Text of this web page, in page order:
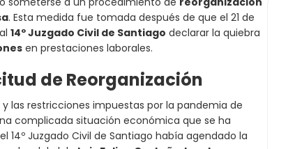
. Esta medida fue tomada después de que el 21 de
14º Juzgado Civil de Santiago declarar la quiebra
en prestaciones laborales.
de Reorganización
las restricciones impuestas por la pandemia de
complicada situación económica que se ha
14º Juzgado Civil de Santiago había agendado la